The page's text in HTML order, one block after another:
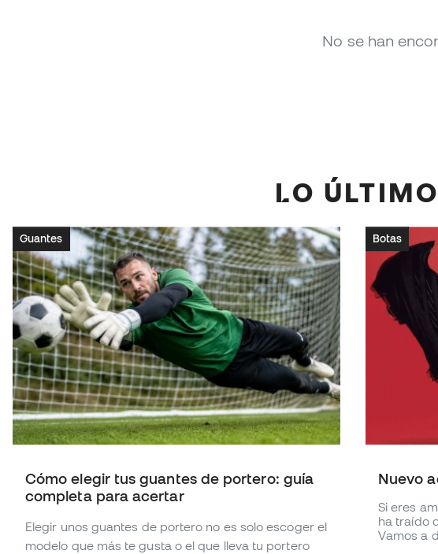
No se han
LO
Guantes
Cómo elegir tus guantes de portero: guía
completa para acertar
Elegir unos guantes de portero no es solo escoger el
modelo que más te gusta o el que lleva tu portero
Botas
Nuevo
Si eres
ha traído
Vamos a